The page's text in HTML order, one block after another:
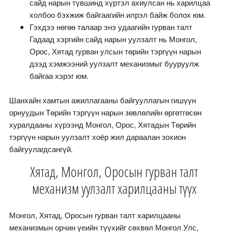
холбоо бэхжиж байгаагийн илрэл байж болох юм.
Гэхдээ нөгөө талаар энэ удаагийн гурван талт
Гадаад хэргийн сайд нарын уулзалт нь Монгол,
Орос, Хятад гурван улсын төрийн тэргүүн нарын
дээд хэмжээний уулзалт механизмыг бууруулж
байгаа хэрэг юм.
Шанхайн хамтын ажиллагааны байгууллагын гишүүн
орнуудын Төрийн тэргүүн нарын зөвлөлийн өргөтгөсөн
хуралдааны хүрээнд Монгол, Орос, Хятадын Төрийн
тэргүүн нарын уулзалт хоёр жил дараалан зохион
байгуулагдсангүй.
Хятад, Монгол, Оросын гурван талт
механизм уулзалт харилцааны түүх
Монгол, Хятад, Оросын гурван талт харилцааны
механизмын орчин үеийн түүхийг сөхвөл Монгол Улс,